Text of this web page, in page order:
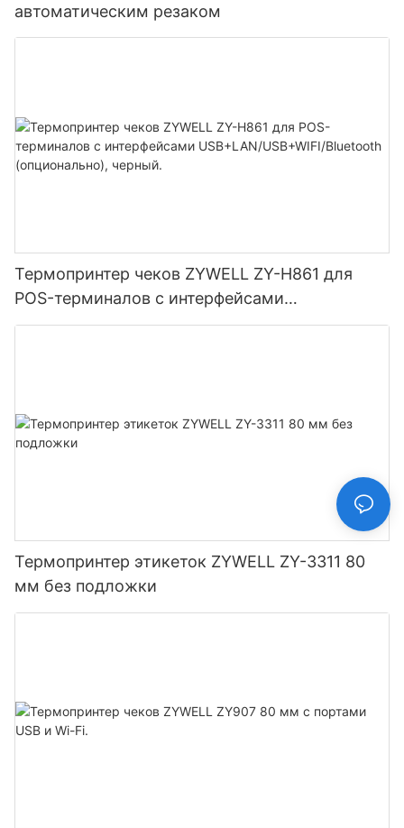
автоматическим резаком
Термопринтер чеков ZYWELL ZY-H861 для
POS-терминалов с интерфейсами
USB+LAN/USB+WIFI/Bluetooth (опционально),
Термопринтер этикеток ZYWELL ZY-3311 80
мм без подложки